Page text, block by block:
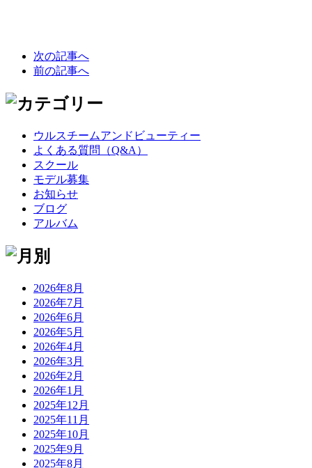
次の記事へ
前の記事へ
ウルスチームアンドビューティー
よくある質問（Q&A）
スクール
モデル募集
お知らせ
ブログ
アルバム
2026年8月
2026年7月
2026年6月
2026年5月
2026年4月
2026年3月
2026年2月
2026年1月
2025年12月
2025年11月
2025年10月
2025年9月
2025年8月